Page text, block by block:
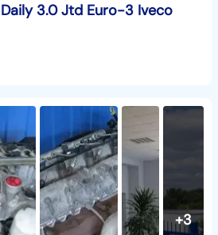
3.0 Jtd Euro-3 Iveco
+3